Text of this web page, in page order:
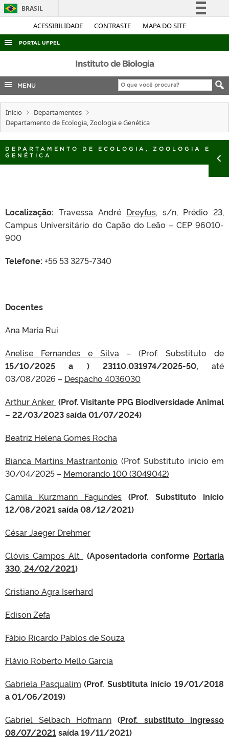
ACESSIBILIDADE CONTRASTE MAPA DO SITE
BRASIL
Simplifique!
Acesso à informação
Legislação
Canais
PORTAL UFPEL
ACESSO À INFORMAÇÃO
AUDITORIA
COBALTO
CONCURSOS
INTERNACIONAL
OUVIDORIA
Instituto de Biologia
MENU
Início
Departamentos
Departamento de Ecologia, Zoologia e Genética
DEPARTAMENTO DE ECOLOGIA, ZOOLOGIA E
GENÉTICA
Localização: Travessa André Dreyfus, s/n, Prédio 23,
Campus Universitário do Capão do Leão – CEP 96010-
900
Telefone: +55 53 3275-7340
Docentes
Ana Maria Rui
Anelise Fernandes e Silva – (Prof. Substituto de
15/10/2025 a ) 23110.031974/2025-50, até
03/08/2026 – Despacho 4036030
Arthur Anker (Prof. Visitante PPG Biodiversidade Animal
– 22/03/2023 saída 01/07/2024)
Beatriz Helena Gomes Rocha
Bianca Martins Mastrantonio (Prof. Substituto início em
30/04/2025 – Memorando 100 (3049042)
Camila Kurzmann Fagundes (Prof. Substituto início
12/08/2021 saída 08/12/2021)
César Jaeger Drehmer
Clóvis Campos Alt (Aposentadoria conforme Portaria
330, 24/02/2021)
Cristiano Agra Iserhard
Edison Zefa
Fábio Ricardo Pablos de Souza
Flávio Roberto Mello Garcia
Gabriela Pasqualim (Prof. Susbtituta início 19/01/2018
a 01/06/2019)
Gabriel Selbach Hofmann (Prof. substituto ingresso
08/07/2021saída 19/11/2021)